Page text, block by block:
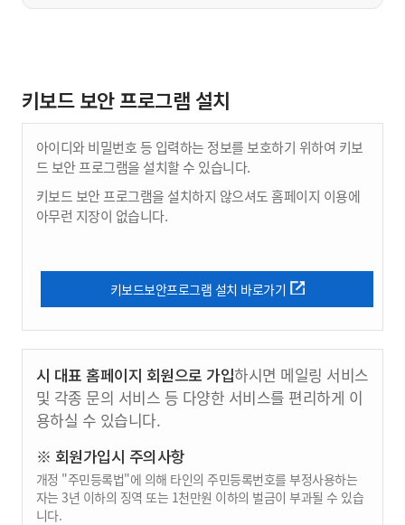
키보드 보안 프로그램 설치
아이디와 비밀번호 등 입력하는 정보를 보호하기 위하여 키보
드 보안 프로그램을 설치할 수 있습니다.
키보드 보안 프로그램을 설치하지 않으셔도 홈페이지 이용에
아무런 지장이 없습니다.
키보드보안프로그램 설치 바로가기
시 대표 홈페이지 회원으로 가입하시면 메일링 서비스
및 각종 문의 서비스 등 다양한 서비스를 편리하게 이
용하실 수 있습니다.
※ 회원가입시 주의사항
개정 "주민등록법"에 의해 타인의 주민등록번호를 부정사용하는
자는 3년 이하의 징역 또는 1천만원 이하의 벌금이 부과될 수 있습
니다.